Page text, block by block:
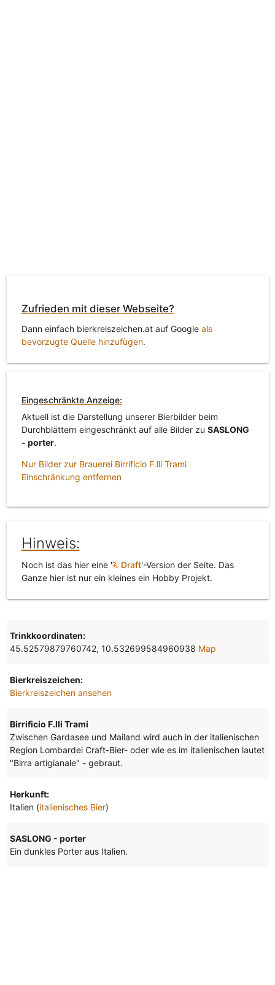
Zufrieden mit dieser Webseite?
Dann einfach bierkreiszeichen.at auf Google als
bevorzugte Quelle hinzufügen.
Eingeschränkte Anzeige:
Aktuell ist die Darstellung unserer Bierbilder beim
Durchblättern eingeschränkt auf alle Bilder zu SASLONG
- porter.
Nur Bilder zur Brauerei Birrificio F.lli Trami
Einschränkung entfernen
Hinweis:
Noch ist das hier eine ' Draft'-Version der Seite. Das
Ganze hier ist nur ein kleines ein Hobby Projekt.
Trinkkoordinaten:
45.52579879760742, 10.532699584960938 Map
Bierkreiszeichen:
Bierkreiszeichen ansehen
Birrificio F.lli Trami
Zwischen Gardasee und Mailand wird auch in der italienischen
Region Lombardei Craft-Bier- oder wie es im italienischen lautet
"Birra artigianale" - gebraut.
Herkunft:
Italien (italienisches Bier)
SASLONG - porter
Ein dunkles Porter aus Italien.